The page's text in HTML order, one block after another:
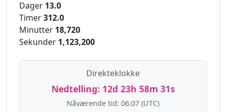
Dager 13.0
Timer312.0
Minutter 18,720
Sekunder 1,123,200
Direkteklokke
Nedtelling: 12d 23h 58m 31s
Nåværende tid: 06:07 (UTC)